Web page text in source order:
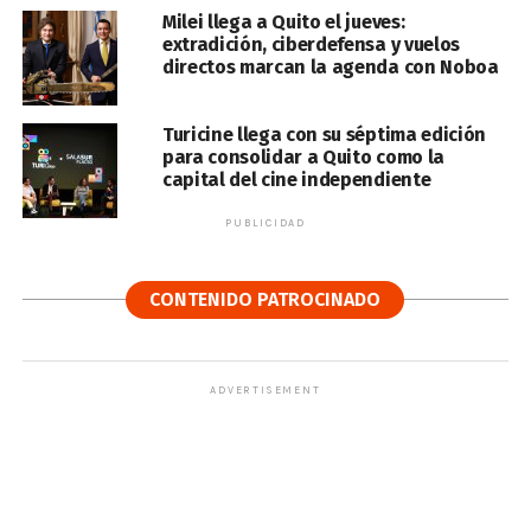
Milei llega a Quito el jueves:
extradición, ciberdefensa y vuelos
directos marcan la agenda con Noboa
Turicine llega con su séptima edición
para consolidar a Quito como la
capital del cine independiente
PUBLICIDAD
CONTENIDO PATROCINADO
ADVERTISEMENT